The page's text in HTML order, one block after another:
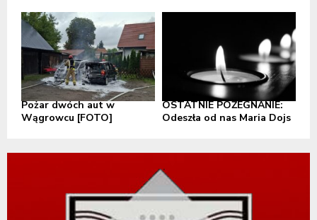
Pożar dwóch aut w
Wągrowcu [FOTO]
OSTATNIE POŻEGNANIE:
Odeszła od nas Maria Dojs